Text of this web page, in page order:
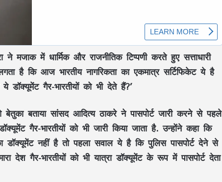
में धार्मिक और राजनीतिक टिप्पणी करते हुए सत्ताधारी
है कि आज भारतीय नागरिकता का एकमात्र सर्टिफिकेट ये है
डॉक्यूमेंट गैर-भारतीयों को भी देते हैं?’
बताया सांसद आदित्य ठाकरे ने पासपोर्ट जारी करने से पहले
गैर-भारतीयों को भी जारी किया जाता है. उन्होंने कहा कि
डॉक्यूमेंट नहीं है तो पहला सवाल ये है कि पुलिस पासपोर्ट देने से
देश गैर-भारतीयों को भी यात्रा डॉक्यूमेंट के रूप में पासपोर्ट देता